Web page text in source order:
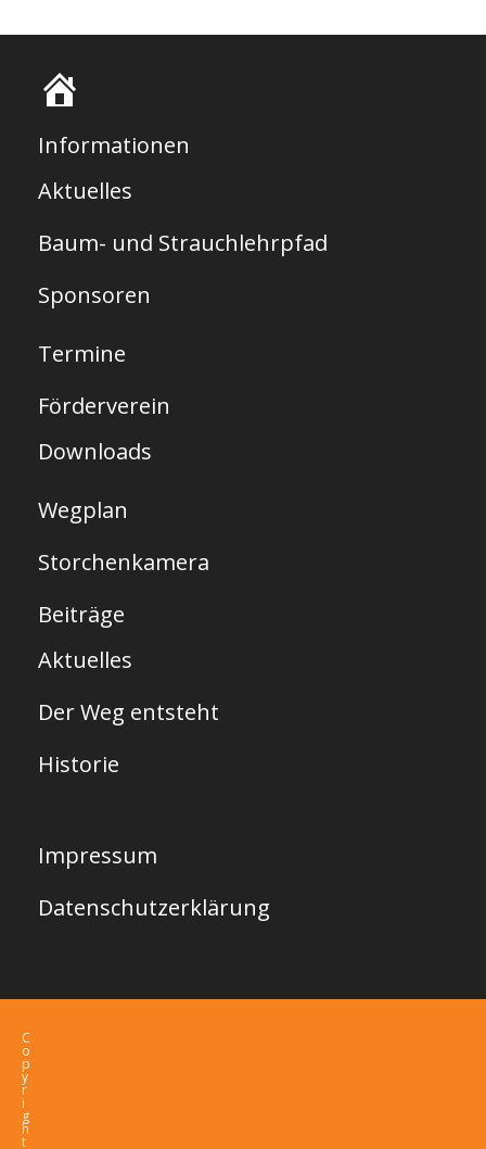
r
t
s
i
t
e
Informationen
Aktuelles
Baum- und Strauchlehrpfad
Sponsoren
Termine
Förderverein
Downloads
Wegplan
Storchenkamera
Beiträge
Aktuelles
Der Weg entsteht
Historie
Impressum
Datenschutzerklärung
C
o
p
y
r
i
g
h
t